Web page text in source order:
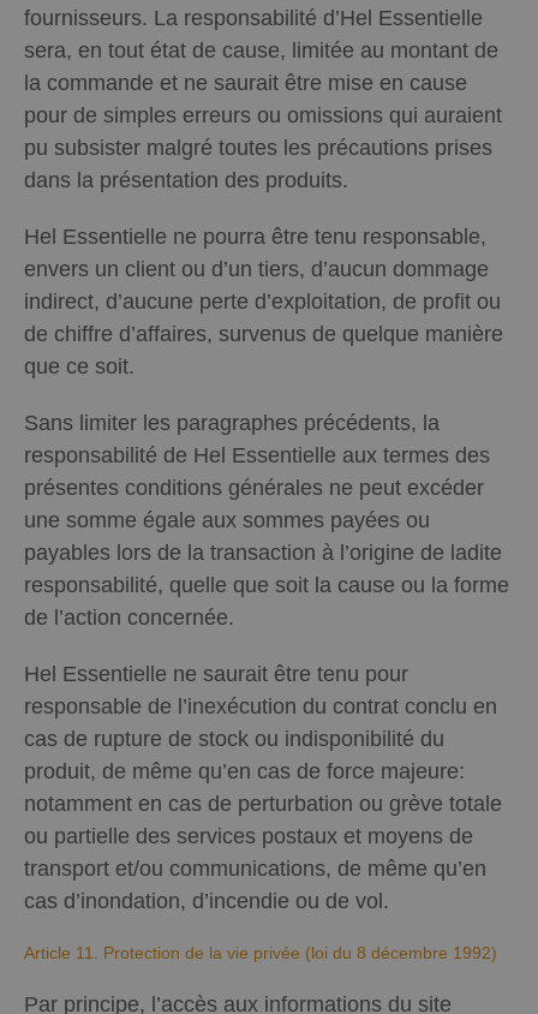
fournisseurs. La responsabilité d’Hel Essentielle
sera, en tout état de cause, limitée au montant de
la commande et ne saurait être mise en cause
pour de simples erreurs ou omissions qui auraient
pu subsister malgré toutes les précautions prises
dans la présentation des produits.
Hel Essentielle ne pourra être tenu responsable,
envers un client ou d’un tiers, d’aucun dommage
indirect, d’aucune perte d’exploitation, de profit ou
de chiffre d’affaires, survenus de quelque manière
que ce soit.
Sans limiter les paragraphes précédents, la
responsabilité de Hel Essentielle aux termes des
présentes conditions générales ne peut excéder
une somme égale aux sommes payées ou
payables lors de la transaction à l’origine de ladite
responsabilité, quelle que soit la cause ou la forme
de l’action concernée.
Hel Essentielle ne saurait être tenu pour
responsable de l’inexécution du contrat conclu en
cas de rupture de stock ou indisponibilité du
produit, de même qu’en cas de force majeure:
notamment en cas de perturbation ou grève totale
ou partielle des services postaux et moyens de
transport et/ou communications, de même qu’en
cas d’inondation, d’incendie ou de vol.
Article 11. Protection de la vie privée (loi du 8 décembre 1992)
Par principe, l’accès aux informations du site